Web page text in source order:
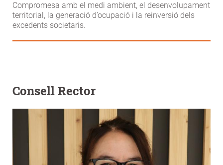
Compromesa amb el medi ambient, el desenvolupament
territorial, la generació d’ocupació i la reinversió dels
excedents societaris.
Consell Rector